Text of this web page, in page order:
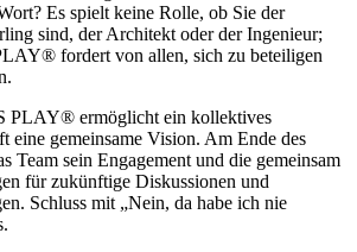
Es spielt keine Rolle, ob Sie der
sind, der Architekt oder der Ingenieur;
fordert von allen, sich zu beteiligen
PLAY® ermöglicht ein kollektives
eine gemeinsame Vision. Am Ende des
Team sein Engagement und die gemeinsam
für zukünftige Diskussionen und
Schluss mit „Nein, da habe ich nie